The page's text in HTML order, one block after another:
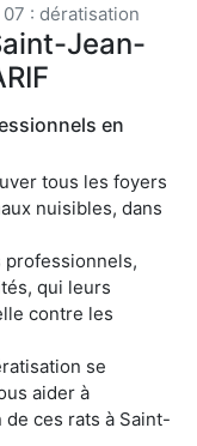
: dératisation
Jean-
en
tous les foyers
nuisibles, dans
professionnels,
qui leurs
contre les
se
aider à
ces rats à Saint-